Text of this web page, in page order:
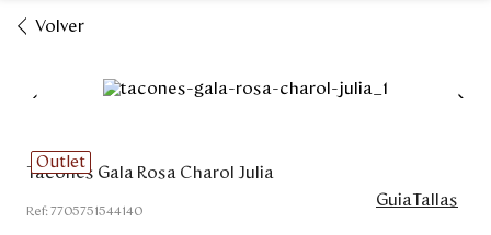
Unisex
Volver
Outlet
Tacones Gala Rosa Charol Julia
:7705751544140
GuiaTallas